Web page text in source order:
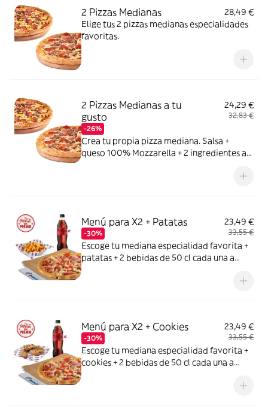
2 Pizzas Medianas
28,49 €
Elige tus 2 pizzas medianas especialidades
favoritas.
2 Pizzas Medianas a tu
gusto
-26%
24,29 €
32,83 €
Crea tu propia pizza mediana. Salsa +
queso 100% Mozzarella + 2 ingredientes a
Menú para X2 + Patatas
-30%
23,49 €
33,55 €
Escoge tu mediana especialidad favorita +
patatas + 2 bebidas de 50 cl cada una a
Fanta de naranja, Fuze tea o Aquarius de
Menú para X2 + Cookies
-30%
23,49 €
33,55 €
Escoge tu mediana especialidad favorita +
cookies + 2 bebidas de 50 cl cada una a
Fanta de naranja, Fuze tea o Aquarius de